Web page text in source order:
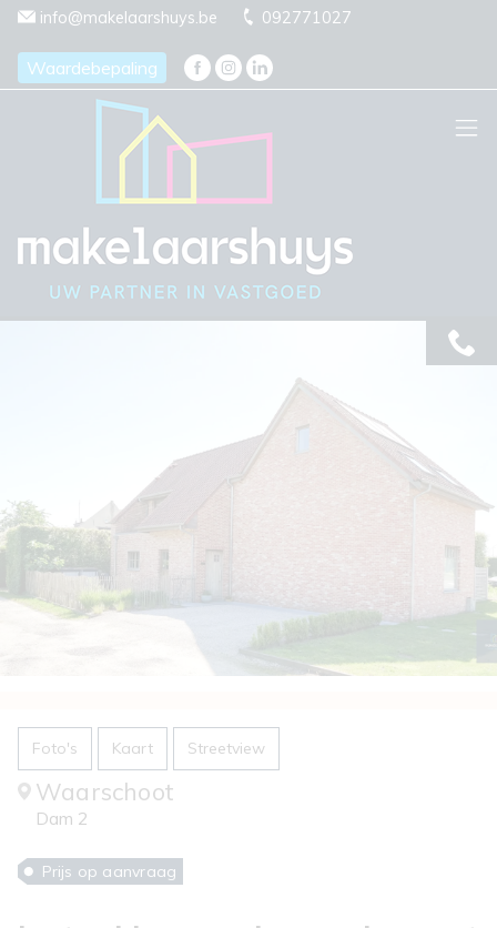
Menu overslaan en naar de inhoud gaan
info@makelaarshuys.be 092771027
Waardebepaling
Waarschoot
Dam 2
Prijs op aanvraag
Foto's Kaart Streetview